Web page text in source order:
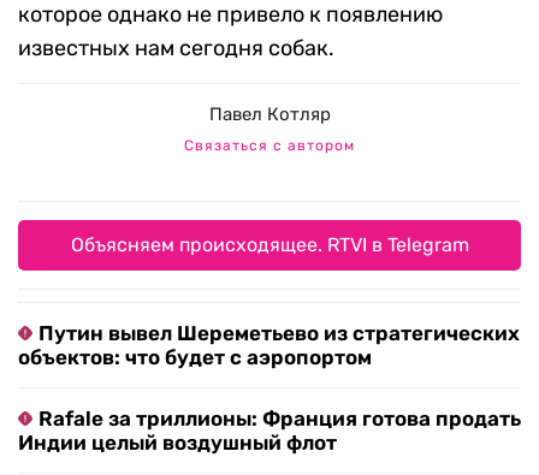
которое однако не привело к появлению
известных нам сегодня собак.
Павел Котляр
Связаться с автором
Объясняем происходящее. RTVI в Telegram
Путин вывел Шереметьево из стратегических
объектов: что будет с аэропортом
Rafale за триллионы: Франция готова продать
Индии целый воздушный флот